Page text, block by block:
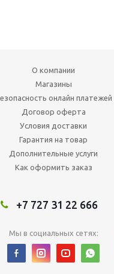
О компании
Магазины
онлайн платежей
Договор оферта
Условия доставки
Гарантия на товар
Дополнительные услуги
Как оформить заказ
+7 727 31 22 666
Мы в социальных сетях: